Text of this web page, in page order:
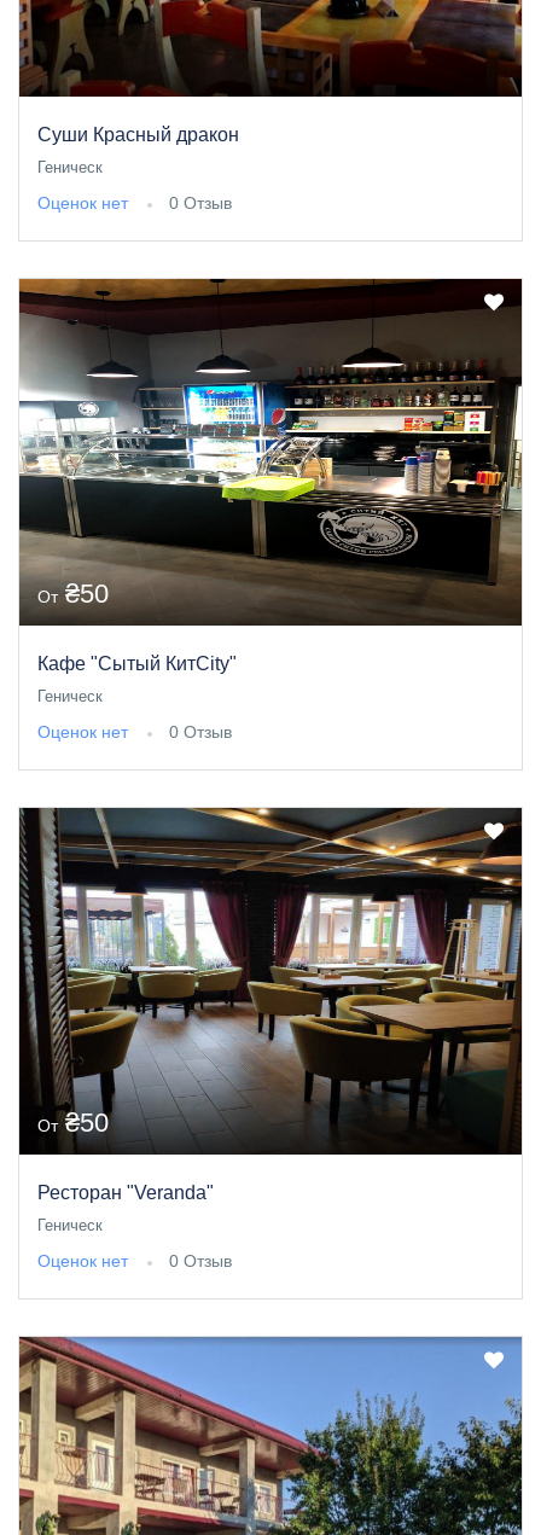
Суши Красный дракон
Геническ
Оценок нет 0 Отзыв
От₴50
Кафе "Сытый КитCity"
Геническ
Оценок нет 0 Отзыв
От₴50
Ресторан "Veranda"
Геническ
Оценок нет 0 Отзыв